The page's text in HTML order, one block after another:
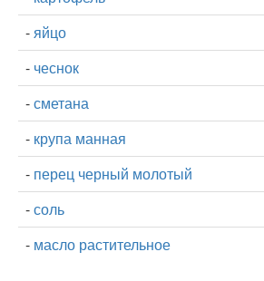
-яйцо
- чеснок
-сметана
- крупа манная
- перец черный молотый
-соль
- масло растительное